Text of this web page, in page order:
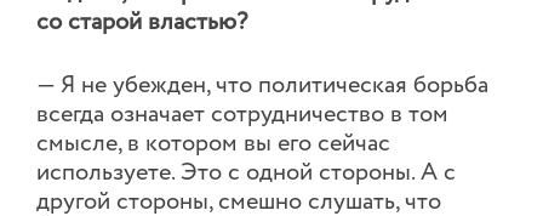
со старой властью?
— Я не убежден, что политическая борьба
всегда означает сотрудничество в том
смысле, в котором вы его сейчас
используете. Это с одной стороны. А с
другой стороны, смешно слушать, что